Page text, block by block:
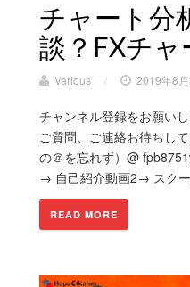
チャート分
談？FXチ
Various / 2019年8
チャンネル登録をお願い
ご質問、ご連絡お待ちし
の＠を忘れず）@
→ 自己紹介動画2→ スク
READ MORE